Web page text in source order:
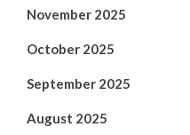
November 2025
October 2025
September 2025
August 2025